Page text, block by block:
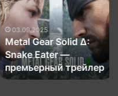
Snake
Eater
—
премьерный
трейлер
03.09.2025
Metal Gear Solid Δ:
Snake Eater —
премьерный трейлер